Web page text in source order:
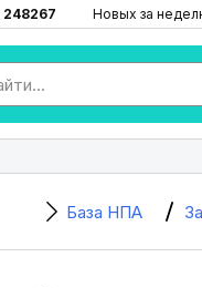
248267 Новых за
База НПА